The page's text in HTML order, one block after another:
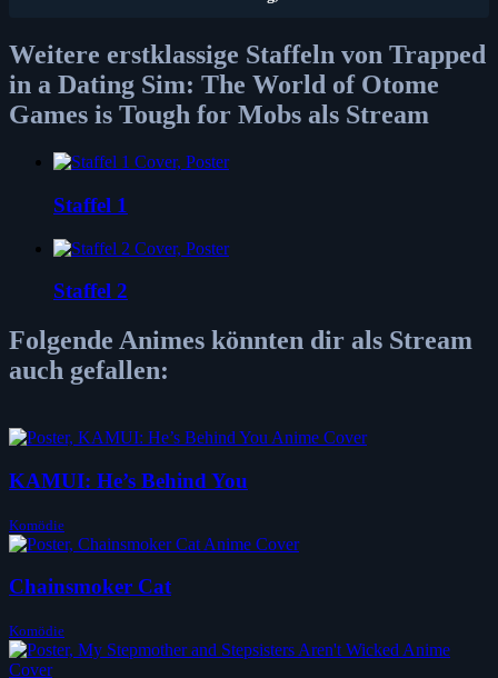
Weitere erstklassige Staffeln von Trapped
in a Dating Sim: The World of Otome
Games is Tough for Mobs als Stream
Staffel 1
Staffel 2
Folgende Animes könnten dir als Stream
auch gefallen:
KAMUI: He’s Behind You
Komödie
Chainsmoker Cat
Komödie